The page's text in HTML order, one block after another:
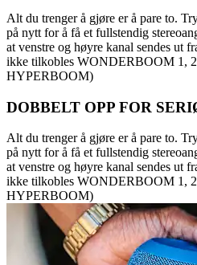
Alt du trenger å gjøre er å pare to.
på nytt for å få et fullstendig
at venstre og høyre kanal sendes ut
ikke tilkobles WONDERBOOM 1,
HYPERBOOM)
DOBBELT OPP FOR
Alt du trenger å gjøre er å pare to.
på nytt for å få et fullstendig
at venstre og høyre kanal sendes ut
ikke tilkobles WONDERBOOM 1,
HYPERBOOM)